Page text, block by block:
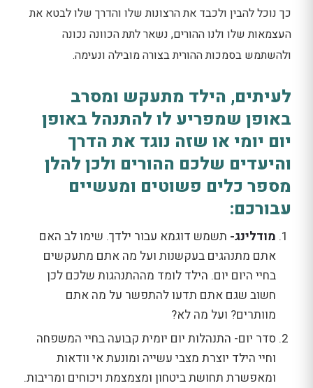
כך נוכל להבין ולכבד את הרצונות שלו והדרך שלו לבטא את
העצמאות שלו ולנו ההורים, נשאר לתת הכוונה נכונה
ולהשתמש בסמכות ההורית בצורה מובילה ונעימה.
לעיתים, הילד מתעקש ומסרב
באופן שמפריע לו להתנהל באופן
יום יומי או שזה נוגד את הדרך
והיעדים שלכם ההורים ולכן להלן
מספר כלים פשוטים ומעשיים
עבורכם:
מודלינג- תשמש דוגמא עבור ילדך. שימו לב האם
אתם מתנהגים בעקשנות ועל מה אתם מתעקשים
בחיי היום יום. הילד לומד מההתנהגות שלכם לכן
חשוב שגם אתם תדעו להתפשר על מה אתם
מוותרים? ועל מה לא?
סדר יום- התנהלות יום יומית קבועה בחיי המשפחה
וחיי הילד יוצרת מצבי עשייה ומונעת אי וודאות
ומאפשרת תחושת ביטחון ומצמצמת ויכוחים ומריבות.